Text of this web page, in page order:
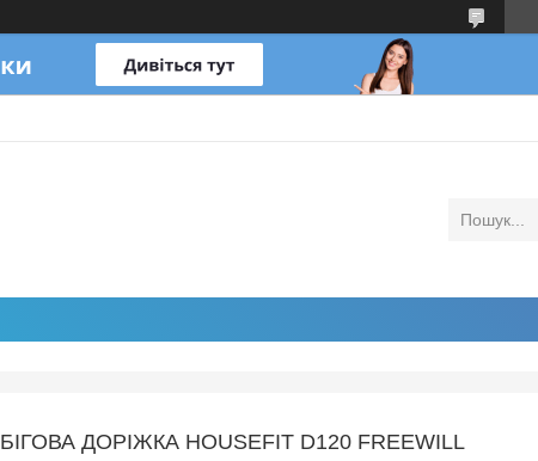
БІГОВА ДОРІЖКА HOUSEFIT D120 FREEWILL